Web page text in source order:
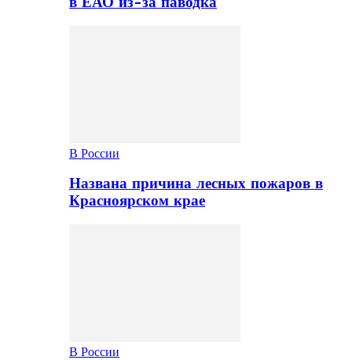
В России
Названа причина лесных пожаров в
Красноярском крае
В России